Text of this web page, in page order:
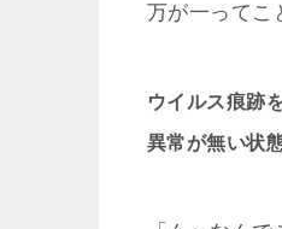
万が一ってこ
ウイルス痕跡
異常が無い状